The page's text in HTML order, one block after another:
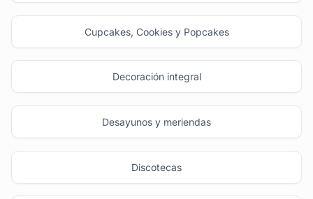
Cupcakes, Cookies y Popcakes
Decoración integral
Desayunos y meriendas
Discotecas